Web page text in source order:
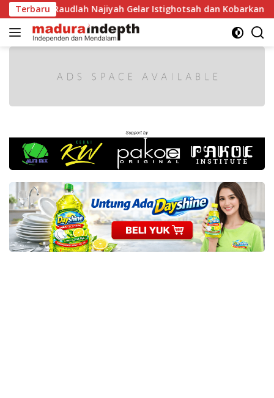
Langsung
ke
konten
Terbaru
MA Raudlah Najiyah Gelar Istighotsah dan Kobarkan